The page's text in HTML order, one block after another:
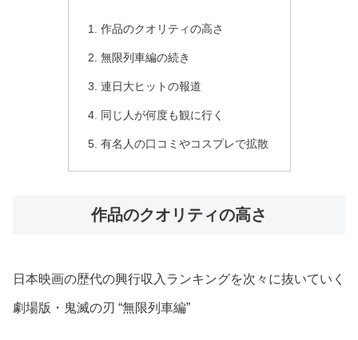
作品のクオリティの高さ
無限列車編の続き
連日大ヒットの報道
同じ人が何度も観に行く
有名人の口コミやコスプレで拡散
作品のクオリティの高さ
日本映画の歴代の興行収入ランキングを次々に抜いていく
劇場版・鬼滅の刃 “無限列車編”